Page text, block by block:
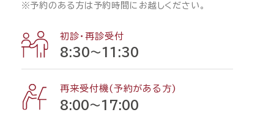
※予約のある方は予約時間にお越しください。
初診・再診受付
8:30〜11:30
再来受付機(予約がある方)
8:00〜17:00